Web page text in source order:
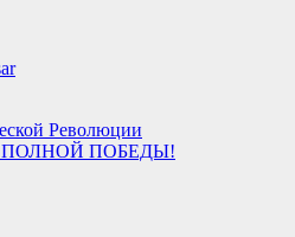
Революции
ПОЛНОЙ ПОБЕДЫ!